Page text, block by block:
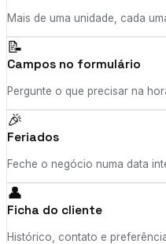
Mais de uma unidade, cada
📝
Campos no formulário
Pergunte o que precisar na
🎉
Feriados
Feche o negócio numa data
👤
Ficha do cliente
Histórico, contato e